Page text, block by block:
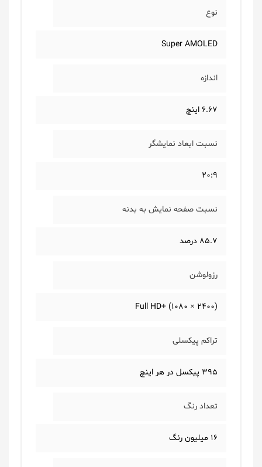
نوع
Super AMOLED
اندازه
6.67 اینچ
نسبت ابعاد نمایشگر
20:9
نسبت صفحه نمایش به بدنه
85.7 درصد
رزولوشن
Full HD+ (1080 × 2400)
تراکم پیکسلی
395 پیکسل در هر اینچ
تعداد رنگ
16 میلیون رنگ